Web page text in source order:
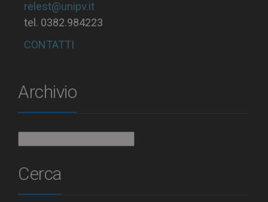
relest@unipv.it
tel. 0382.984223
CONTATTI
Archivio
Cerca